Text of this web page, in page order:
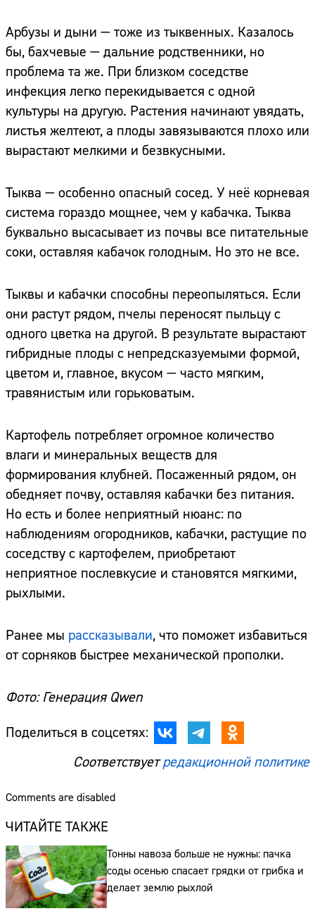
Арбузы и дыни — тоже из тыквенных. Казалось
бы, бахчевые — дальние родственники, но
проблема та же. При близком соседстве
инфекция легко перекидывается с одной
культуры на другую. Растения начинают увядать,
листья желтеют, а плоды завязываются плохо или
вырастают мелкими и безвкусными.
Тыква — особенно опасный сосед. У неё корневая
система гораздо мощнее, чем у кабачка. Тыква
буквально высасывает из почвы все питательные
соки, оставляя кабачок голодным. Но это не все.
Тыквы и кабачки способны переопыляться. Если
они растут рядом, пчелы переносят пыльцу с
одного цветка на другой. В результате вырастают
гибридные плоды с непредсказуемыми формой,
цветом и, главное, вкусом — часто мягким,
травянистым или горьковатым.
Картофель потребляет огромное количество
влаги и минеральных веществ для
формирования клубней. Посаженный рядом, он
обедняет почву, оставляя кабачки без питания.
Но есть и более неприятный нюанс: по
наблюдениям огородников, кабачки, растущие по
соседству с картофелем, приобретают
неприятное послевкусие и становятся мягкими,
рыхлыми.
Ранее мы рассказывали, что поможет избавиться
от сорняков быстрее механической прополки.
Фото: Генерация Qwen
Поделиться в соцсетях:
Соответствуетредакционной политике
Comments are disabled
ЧИТАЙТЕ ТАКЖЕ
Тонны навоза больше не нужны: пачка
соды осенью спасает грядки от грибка и
делает землю рыхлой